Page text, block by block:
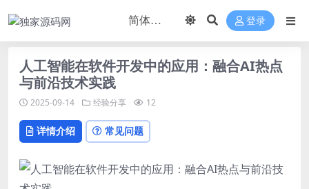
登录
人工智能在软件开发中的应用：融合AI热点
与前沿技术实践
2025-09-14 经验分享 12
详情介绍 常见问题